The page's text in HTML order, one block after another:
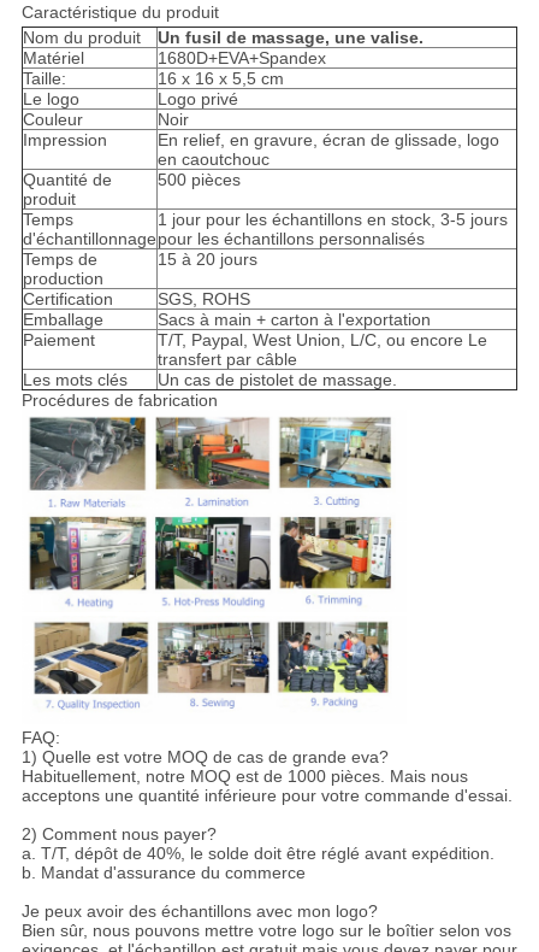
Caractéristique du produit
Nom du produit
Un fusil de massage, une valise.
Matériel
1680D+EVA+Spandex
Taille:
16 x 16 x 5,5 cm
Le logo
Logo privé
Couleur
Noir
Impression
En relief, en gravure, écran de glissade, logo
en caoutchouc
Quantité de
produit
500 pièces
Temps
d'échantillonnage
1 jour pour les échantillons en stock, 3-5 jours
pour les échantillons personnalisés
Temps de
production
15 à 20 jours
Certification
SGS, ROHS
Emballage
Sacs à main + carton à l'exportation
Paiement
T/T, Paypal, West Union, L/C, ou encore Le
transfert par câble
Les mots clés
Un cas de pistolet de massage.
Procédures de fabrication
FAQ:
1) Quelle est votre MOQ de cas de grande eva?
Habituellement, notre MOQ est de 1000 pièces. Mais nous
acceptons une quantité inférieure pour votre commande d'essai.
2) Comment nous payer?
a. T/T, dépôt de 40%, le solde doit être réglé avant expédition.
b. Mandat d'assurance du commerce
Je peux avoir des échantillons avec mon logo?
Bien sûr, nous pouvons mettre votre logo sur le boîtier selon vos